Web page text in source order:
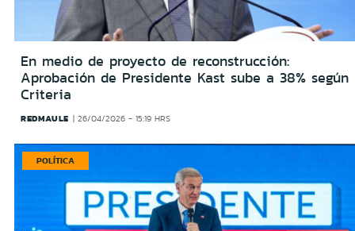
En medio de proyecto de reconstrucción:
Aprobación de Presidente Kast sube a 38% según
Criteria
REDMAULE 26/04/2026 - 15:19 HRS
POLÍTICA